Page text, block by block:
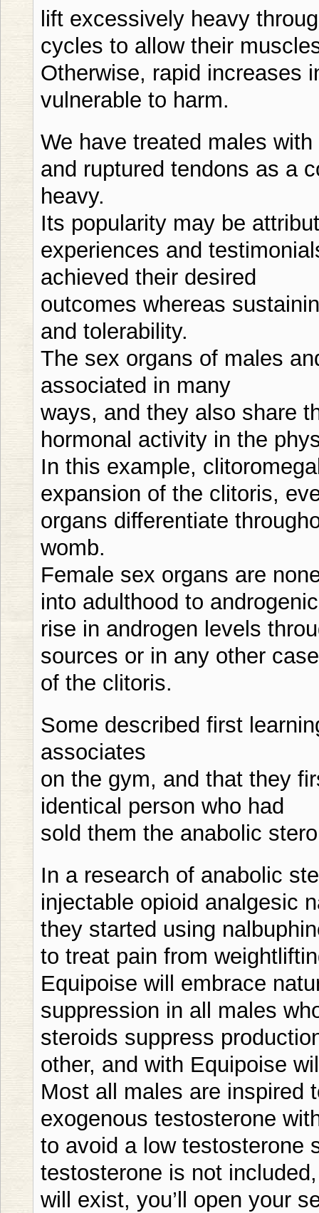
lift excessively heavy
cycles to allow their
Otherwise, rapid increases
vulnerable to harm.
We have treated males
and ruptured tendons as a
heavy.
Its popularity may be
experiences and
achieved their desired
outcomes whereas
and tolerability.
The sex organs of males
associated in many
ways, and they also share
hormonal activity in the
In this example,
expansion of the clitoris,
organs differentiate
womb.
Female sex organs are
into adulthood to
rise in androgen levels
sources or in any other
of the clitoris.
Some described first
associates
on the gym, and that they
identical person who had
sold them the anabolic
In a research of anabolic
injectable opioid analgesic
they started using
to treat pain from
Equipoise will embrace
suppression in all males
steroids suppress
other, and with Equipoise
Most all males are inspired
exogenous testosterone
to avoid a low testosterone
testosterone is not
will exist, you’ll open your